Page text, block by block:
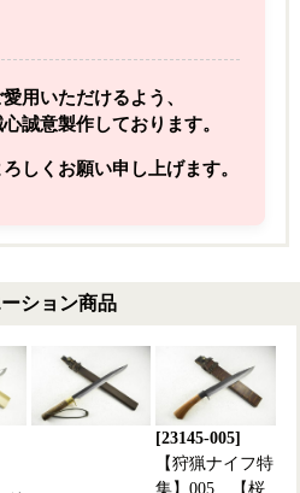
用いただけるよう、
誠意製作しております。
しくお願い申し上げます。
ション商品
[23145-005]
【狩猟ナイフ特
集】005 【桜